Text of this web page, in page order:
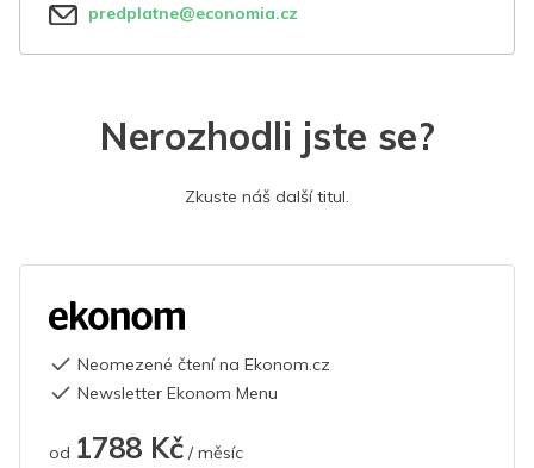
predplatne@economia.cz
Nerozhodli jste se?
Zkuste náš další titul.
Neomezené čtení na Ekonom.cz
Newsletter Ekonom Menu
od 1788 Kč / měsíc